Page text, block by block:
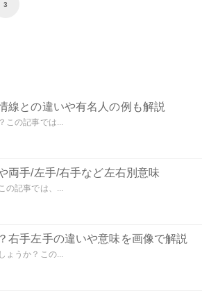
3
線との違いや有名人の例も解説
この記事では...
両手/左手/右手など左右別意味
の記事では、...
右手左手の違いや意味を画像で解説
ょうか？この...